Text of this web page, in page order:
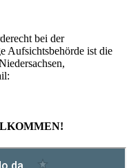
bei der
Aufsichtsbehörde ist die